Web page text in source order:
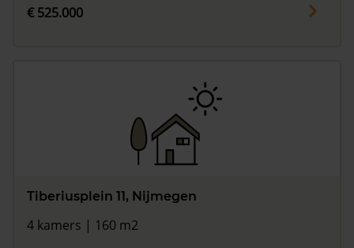
€ 525.000
Tiberiusplein 11, Nijmegen
4 kamers | 160 m2